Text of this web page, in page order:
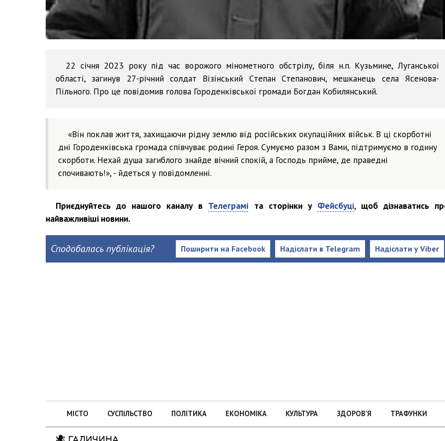
22 січня 2023 року під час ворожого мінометного обстрілу, біля н.п. Кузьмине, Луганської
області, загинув 27-річний солдат Візінський Степан Степанович, мешканець села Ясенова-
Пільного. Про це повідомив голова Городенківської громади Богдан Кобилянський.
«Він поклав життя, захищаючи рідну землю від російських окупаційних військ. В ці скорботні
дні Городенківська громада співчуває родині Героя. Сумуємо разом з Вами, підтримуємо в годину
скорботи. Нехай душа загиблого знайде вічний спокій, а Господь прийме, де праведні
спочивають!», - йдеться у повідомленні.
Приєднуйтесь до нашого каналу в Телеграмі та сторінки у Фейсбуці, щоб дізнаватись
найважливіші новини.
Сподобалась публікація? Надіслати у Viber
Надіслати в Telegram
Поширити на Facebook
МІСТО СУСПІЛЬСТВО ПОЛІТИКА ЕКОНОМІКА КУЛЬТУРА ЗДОРОВ’Я ТРАФУНКИ